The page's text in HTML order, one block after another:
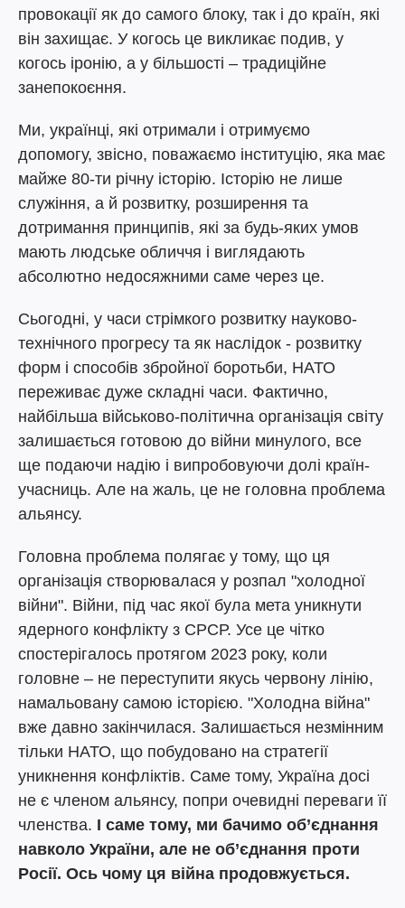
провокації як до самого блоку, так і до країн, які
він захищає. У когось це викликає подив, у
когось іронію, а у більшості – традиційне
занепокоєння.
Ми, українці, які отримали і отримуємо
допомогу, звісно, поважаємо інституцію, яка має
майже 80-ти річну історію. Історію не лише
служіння, а й розвитку, розширення та
дотримання принципів, які за будь-яких умов
мають людське обличчя і виглядають
абсолютно недосяжними саме через це.
Сьогодні, у часи стрімкого розвитку науково-
технічного прогресу та як наслідок - розвитку
форм і способів збройної боротьби, НАТО
переживає дуже складні часи. Фактично,
найбільша військово-політична організація світу
залишається готовою до війни минулого, все
ще подаючи надію і випробовуючи долі країн-
учасниць. Але на жаль, це не головна проблема
альянсу.
Головна проблема полягає у тому, що ця
організація створювалася у розпал "холодної
війни". Війни, під час якої була мета уникнути
ядерного конфлікту з СРСР. Усе це чітко
спостерігалось протягом 2023 року, коли
головне – не переступити якусь червону лінію,
намальовану самою історією. "Холодна війна"
вже давно закінчилася. Залишається незмінним
тільки НАТО, що побудовано на стратегії
уникнення конфліктів. Саме тому, Україна досі
не є членом альянсу, попри очевидні переваги її
членства. І саме тому, ми бачимо об’єднання
навколо України, але не об’єднання проти
Росії. Ось чому ця війна продовжується.